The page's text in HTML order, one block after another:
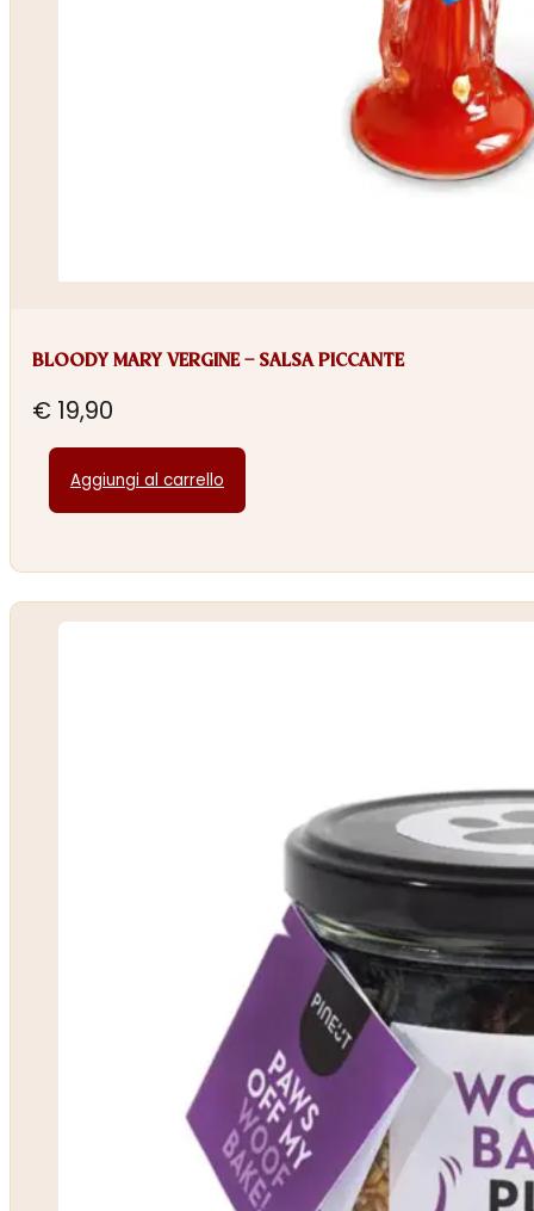
BLOODY MARY VERGINE – SALSA PICCANTE
€ 19,90
Aggiungi al carrello